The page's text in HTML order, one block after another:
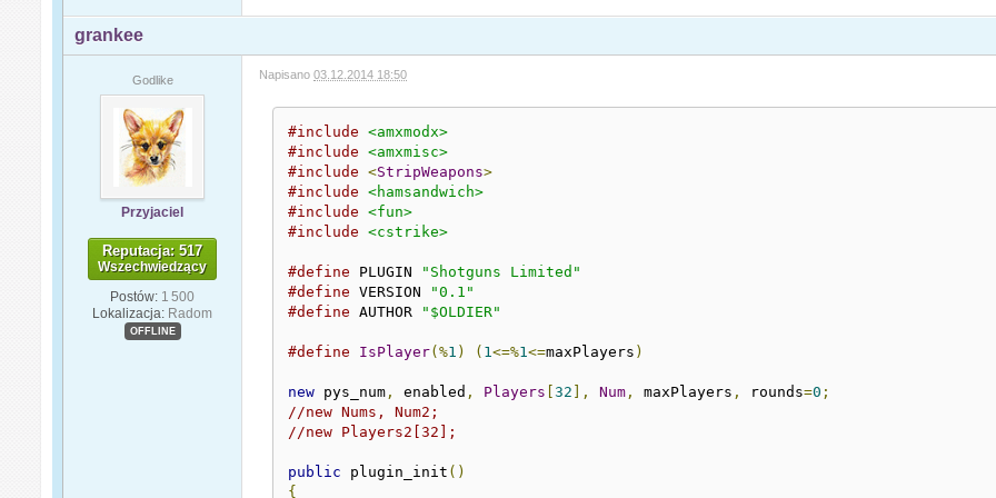
grankee
Godlike
Przyjaciel
Reputacja: 517
Wszechwiedzący
Postów: 1 500
Lokalizacja: Radom
OFFLINE
Napisano03.12.2014 18:50
#include
<amxmodx>
#include
<amxmisc>
#include
<StripWeapons>
#include
<hamsandwich>
#include
<fun>
#include
<cstrike>
#define PLUGIN
"Shotguns Limited"
#define VERSION
"0.1"
#define AUTHOR "$OLDIER"
#define IsPlayer(%1 ) ( 1<=%1<=maxPlayers )
new pys_num , enabled , Players [32 ], Num , maxPlayers , rounds=0 ;
//new Nums, Num2;
//new Players2[32];
public plugin_init ()
{